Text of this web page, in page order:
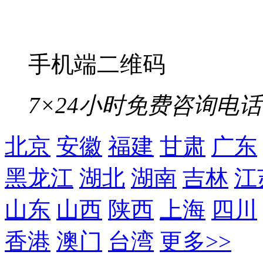
手机端二维码
7×24小时免费咨询电话
北京 安徽 福建 甘肃 广东
黑龙江 湖北 湖南 吉林 江
山东 山西 陕西 上海 四川
香港 澳门 台湾 更多>>